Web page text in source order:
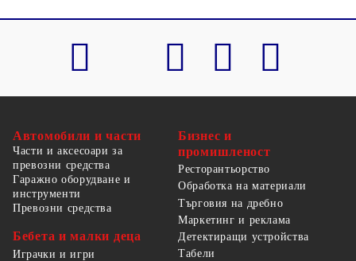
Автомобили и части
Части и аксесоари за
превозни средства
Гаражно оборудване и
инструменти
Превозни средства
Бебета и малки деца
Играчки и игри
Бизнес и
промишленост
Ресторантьорство
Обработка на материали
Търговия на дребно
Маркетинг и реклама
Детектиращи устройства
Табели